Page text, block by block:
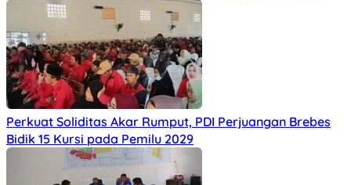
Perkuat Soliditas Akar Rumput, PDI Perjuangan Brebes
Bidik 15 Kursi pada Pemilu 2029